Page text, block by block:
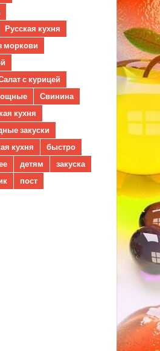
Русская кухня
моркови
с курицей
Свинина
кухня
закуски
кухня
быстро
детям
закуска
пост